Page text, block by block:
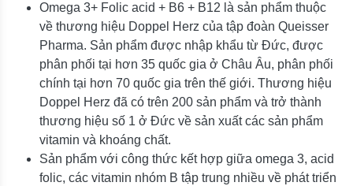
Omega 3+ Folic acid + B6 + B12 là sản phẩm thuộc
về thương hiệu Doppel Herz của tập đoàn Queisser
Pharma. Sản phẩm được nhập khẩu từ Đức, được
phân phối tại hơn 35 quốc gia ở Châu Âu, phân phối
chính tại hơn 70 quốc gia trên thế giới. Thương hiệu
Doppel Herz đã có trên 200 sản phẩm và trở thành
thương hiệu số 1 ở Đức về sản xuất các sản phẩm
vitamin và khoáng chất.
Sản phẩm với công thức kết hợp giữa omega 3, acid
folic, các vitamin nhóm B tập trung nhiều về phát triển